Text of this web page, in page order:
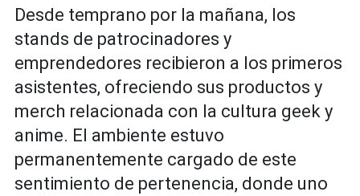
Desde temprano por la mañana, los
stands de patrocinadores y
emprendedores recibieron a los primeros
asistentes, ofreciendo sus productos y
merch relacionada con la cultura geek y
anime. El ambiente estuvo
permanentemente cargado de este
sentimiento de pertenencia, donde uno